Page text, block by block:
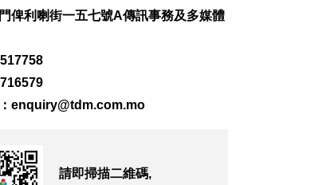
251
0
109
0
俾利喇街一五七號A傳訊事務及多媒體
enquiry@tdm.com.mo
請即掃描二維碼,